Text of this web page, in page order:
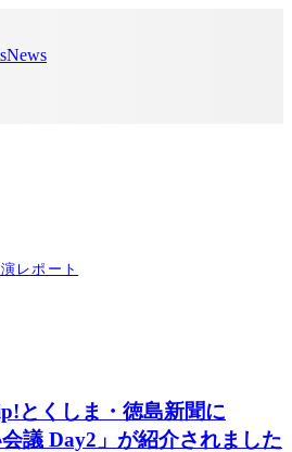
News
レポート
とくしま・徳島新聞に
会議 Day2」が紹介されました